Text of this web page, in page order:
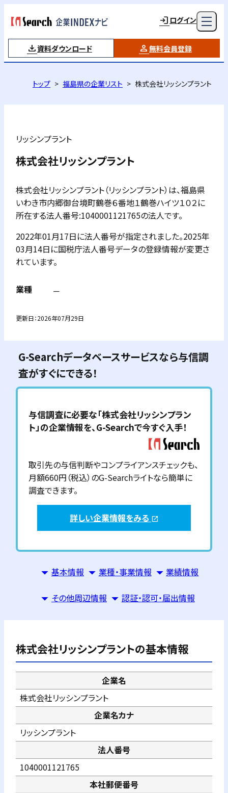
ログイン
資料ダウンロード 無料会員登録
トップ 福島県の企業リスト 株式会社リッシンプラント
リッシンプラント
株式会社リッシンプラント
株式会社リッシンプラント（リッシンプラント）は、福島県
いわき市内郷御台境町鶴巻６番地１鶴巻ハイツ１０２に
所在する法人番号:1040001121765の法人です。
2022年01月17日に法人番号が指定されました。2025年
03月14日に国税庁法人番号データの登録情報が変更さ
れています。
業種 －
更新日：2026年07月29日
G-Searchデータベースサービスなら与信調
査がすぐにできる！
与信調査に必要な「株式会社リッシンプラン
ト」の企業情報を、G-Searchで今すぐ入手！
取引先の与信判断やコンプライアンスチェックも、
月額660円（税込）のG-Searchライトなら簡単に
調査できます。
詳しい企業情報をみる open_in_new
基本情報 業種・事業情報 業績情報
その他周辺情報 認証・認可・届出情報
株式会社リッシンプラントの基本情報
企業名
株式会社リッシンプラント
企業名カナ
リッシンプラント
法人番号
1040001121765
本社郵便番号